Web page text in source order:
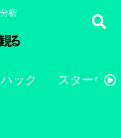
析
ック スターウォ